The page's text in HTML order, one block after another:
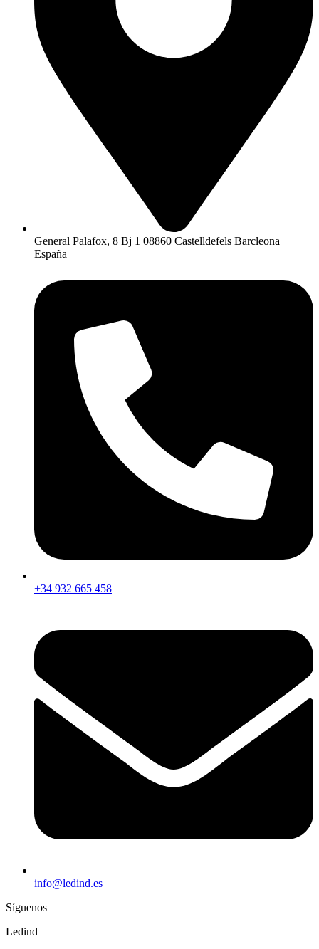
General Palafox, 8 Bj 1 08860 Castelldefels Barcleona
España
+34 932 665 458‬
info@ledind.es
Síguenos
Ledind